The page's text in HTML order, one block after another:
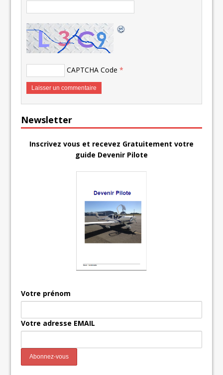
CAPTCHA Code *
Newsletter
Inscrivez vous et recevez Gratuitement votre
guide Devenir Pilote
Votre prénom
Votre adresse EMAIL